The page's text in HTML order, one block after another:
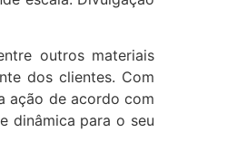
outros materiais
dos clientes. Com
ação de acordo com
dinâmica para o seu